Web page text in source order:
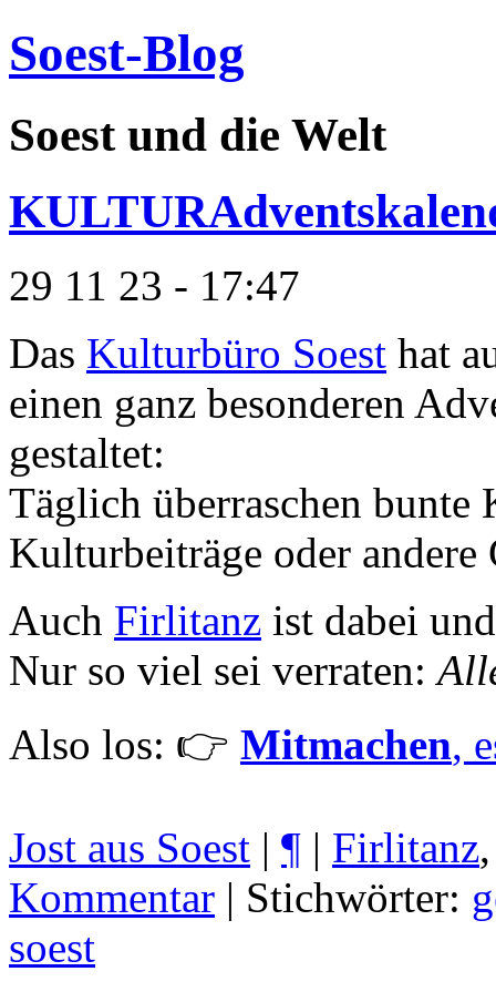
Soest-Blog
Soest und die Welt
29 11 23 - 17:47
Das Kulturbüro Soest hat
einen ganz besonderen
gestaltet:
Täglich überraschen bunte
Kulturbeiträge oder andere
Auch Firlitanz ist dabei
Nur so viel sei verraten:
Also los: 👉 Mitmachen,
Jost aus Soest | ¶ | Firlitanz
Kommentar | Stichwörter:
soest